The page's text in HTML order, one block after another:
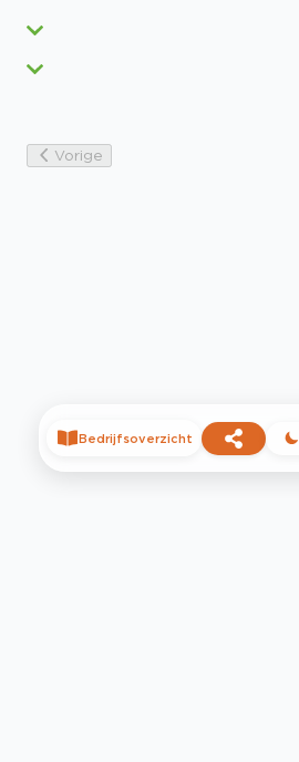
Vorige
Bedrijfsoverzicht